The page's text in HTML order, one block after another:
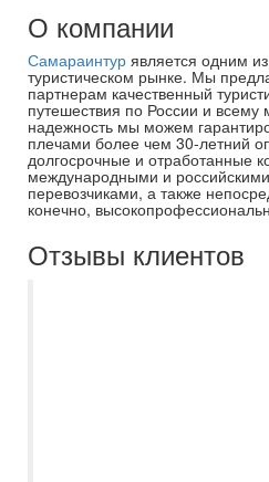
О компании
Самараинтур является одним
туристическом рынке. Мы
партнерам качественный
путешествия по России и всему
надежность мы можем
плечами более чем 30-летний
долгосрочные и отработанные
международными и
перевозчиками, а также
конечно,
Отзывы клиентов